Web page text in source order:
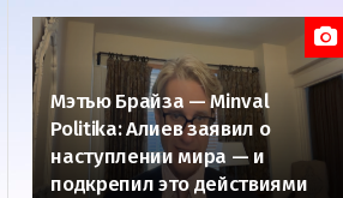
Мэтью Брайза — Minval
Politika: Алиев заявил о
наступлении мира — и
подкрепил это действиями